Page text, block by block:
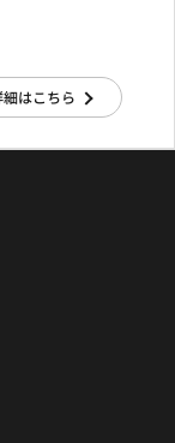
細はこちら